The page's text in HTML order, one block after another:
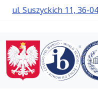
ul. Suszyckich 11, 36-
Liceum
Liceum
z Oddziałami
Dwujęzycznymi
w Boguchwale